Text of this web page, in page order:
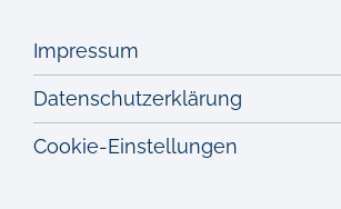
Impressum
Datenschutzerklärung
Cookie-Einstellungen